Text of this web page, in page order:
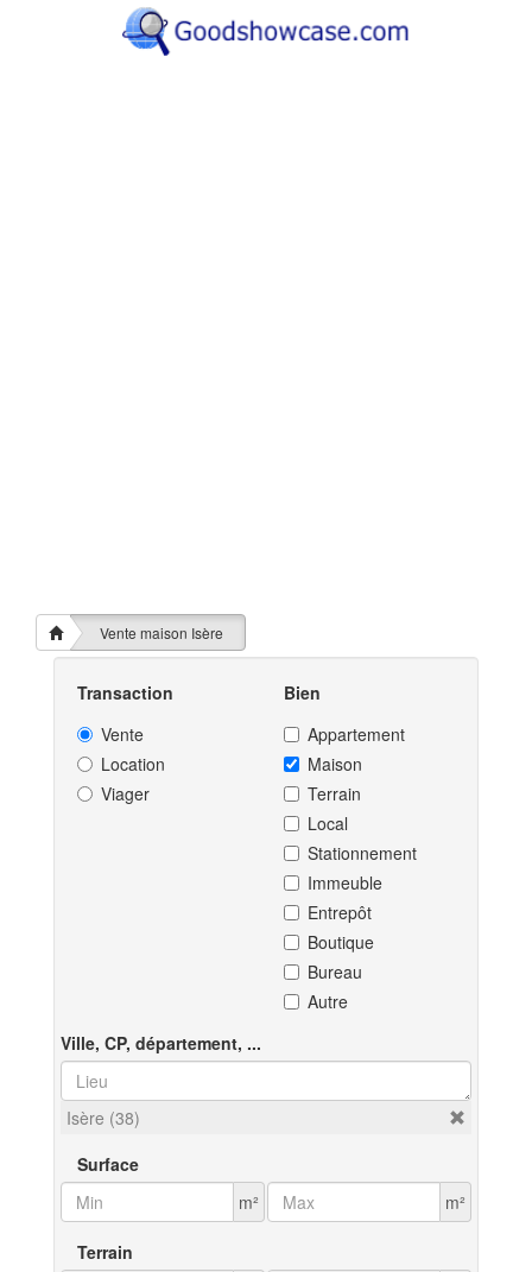
Vente maison Isère
Transaction
Vente
Location
Viager
Bien
Appartement
Maison
Terrain
Local
Stationnement
Immeuble
Entrepôt
Boutique
Bureau
Autre
Ville, CP, département, ...
Isère (38)
Surface
m²
m²
Terrain